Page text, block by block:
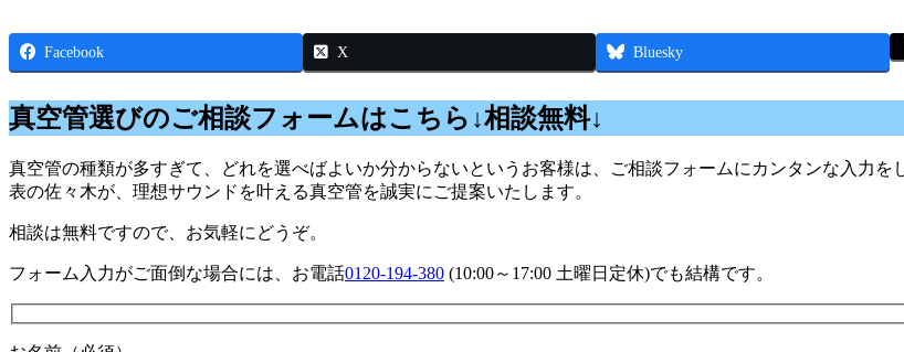
Facebook X Bluesky
真空管選びのご相談フォームはこちら↓相談無料↓
真空管の種類が多すぎて、どれを選べばよいか分からないというお客様は、ご相談フォームにカンタンな入力
表の佐々木が、理想サウンドを叶える真空管を誠実にご提案いたします。
相談は無料ですので、お気軽にどうぞ。
フォーム入力がご面倒な場合には、お電話0120-194-380 (10:00～17:00 土曜日定休)でも結構です。